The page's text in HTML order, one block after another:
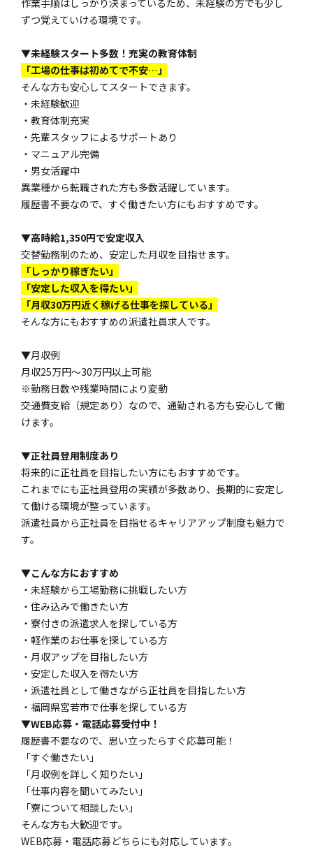
作業手順はしっかり決まっているため、未経験の方でも少し
ずつ覚えていける環境です。
▼未経験スタート多数！充実の教育体制
「工場の仕事は初めてで不安…」
そんな方も安心してスタートできます。
・未経験歓迎
・教育体制充実
・先輩スタッフによるサポートあり
・マニュアル完備
・男女活躍中
異業種から転職された方も多数活躍しています。
履歴書不要なので、すぐ働きたい方にもおすすめです。
▼高時給1,350円で安定収入
交替勤務制のため、安定した月収を目指せます。
「しっかり稼ぎたい」
「安定した収入を得たい」
「月収30万円近く稼げる仕事を探している」
そんな方にもおすすめの派遣社員求人です。
▼月収例
月収25万円～30万円以上可能
※勤務日数や残業時間により変動
交通費支給（規定あり）なので、通勤される方も安心して働
けます。
▼正社員登用制度あり
将来的に正社員を目指したい方にもおすすめです。
これまでにも正社員登用の実績が多数あり、長期的に安定し
て働ける環境が整っています。
派遣社員から正社員を目指せるキャリアアップ制度も魅力で
す。
▼こんな方におすすめ
・未経験から工場勤務に挑戦したい方
・住み込みで働きたい方
・寮付きの派遣求人を探している方
・軽作業のお仕事を探している方
・月収アップを目指したい方
・安定した収入を得たい方
・派遣社員として働きながら正社員を目指したい方
・福岡県宮若市で仕事を探している方
▼WEB応募・電話応募受付中！
履歴書不要なので、思い立ったらすぐ応募可能！
「すぐ働きたい」
「月収例を詳しく知りたい」
「仕事内容を聞いてみたい」
「寮について相談したい」
そんな方も大歓迎です。
WEB応募・電話応募どちらにも対応しています。